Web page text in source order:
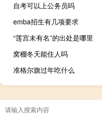
自考可以上公务员吗
emba招生有几项要求
“莲宫未有名”的出处是哪里
窝棚冬天能住人吗
准格尔旗过年吃什么